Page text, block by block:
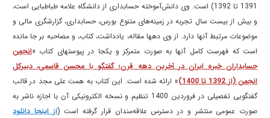
1391 تا 1392) است. وی دانش‌آموخته حسابداری از دانشگاه علامه طباطبایی است،
و بیش از بیست سال تجربه در زمینه‌های متنوع بورس، حسابداری، گزارشگری مالی و
موضوعات مرتبط آنها دارد. از وی دهها مقاله، یادداشت، کتاب، و مصاحبه بر جا مانده
است که فهرست کامل آنها به صورت متمرکز و یکجا در پیوستهای کتاب «انجمن
حسابداران خبره ایران در آخرین دهه قرن؛ گفتگو با محسن قاسمی، دبیرکل
انجمن (از 1392 تا 1400)
» ارائه شده است. این کتاب به همت علی مجد در قالب
گفتگویی تفصیلی در فروردین 1400 تنظیم و نسخه الکترونیکی آن با اجازه ناشر به
صورت عمومی منتشر و در دسترس علاقه‌مندان قرار گرفته است (از اینجا دانلود